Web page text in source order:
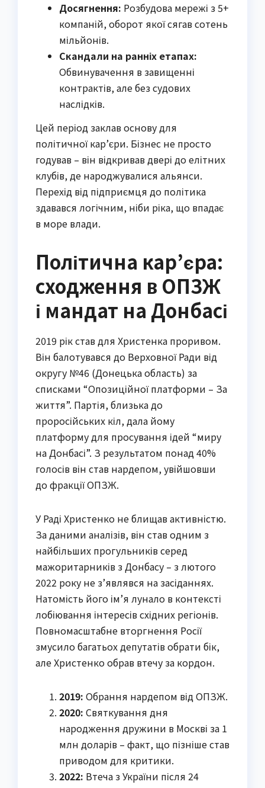
Досягнення: Розбудова мережі з 5+
компаній, оборот якої сягав сотень
мільйонів.
Скандали на ранніх етапах:
Обвинувачення в завищенні
контрактів, але без судових
наслідків.
Цей період заклав основу для
політичної кар’єри. Бізнес не просто
годував – він відкривав двері до елітних
клубів, де народжувалися альянси.
Перехід від підприємця до політика
здавався логічним, ніби ріка, що впадає
в море влади.
Політична кар’єра:
сходження в ОПЗЖ
і мандат на Донбасі
2019 рік став для Христенка проривом.
Він балотувався до Верховної Ради від
округу №46 (Донецька область) за
списками “Опозиційної платформи – За
життя”. Партія, близька до
проросійських кіл, дала йому
платформу для просування ідей “миру
на Донбасі”. З результатом понад 40%
голосів він став нардепом, увійшовши
до фракції ОПЗЖ.
У Раді Христенко не блищав активністю.
За даними аналізів, він став одним з
найбільших прогульників серед
мажоритарників з Донбасу – з лютого
2022 року не з’являвся на засіданнях.
Натомість його ім’я лунало в контексті
лобіювання інтересів східних регіонів.
Повномасштабне вторгнення Росії
змусило багатьох депутатів обрати бік,
але Христенко обрав втечу за кордон.
2019: Обрання нардепом від ОПЗЖ.
2020: Святкування дня
народження дружини в Москві за 1
млн доларів – факт, що пізніше став
приводом для критики.
2022: Втеча з України після 24